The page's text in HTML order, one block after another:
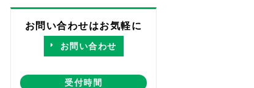
お問い合わせはお気軽に
お問い合わせ
受付時間